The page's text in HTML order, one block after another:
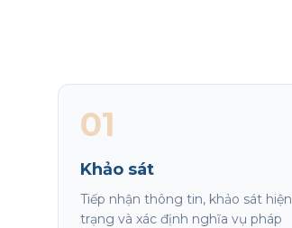
01
Khảo sát
Tiếp nhận thông tin, khảo sát hiện
trạng và xác định nghĩa vụ pháp